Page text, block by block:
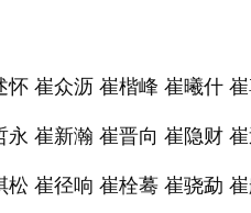
崔众沥 崔楷峰 崔曦什
崔新瀚 崔晋向 崔隐财
崔径响 崔栓蓦 崔骁勐